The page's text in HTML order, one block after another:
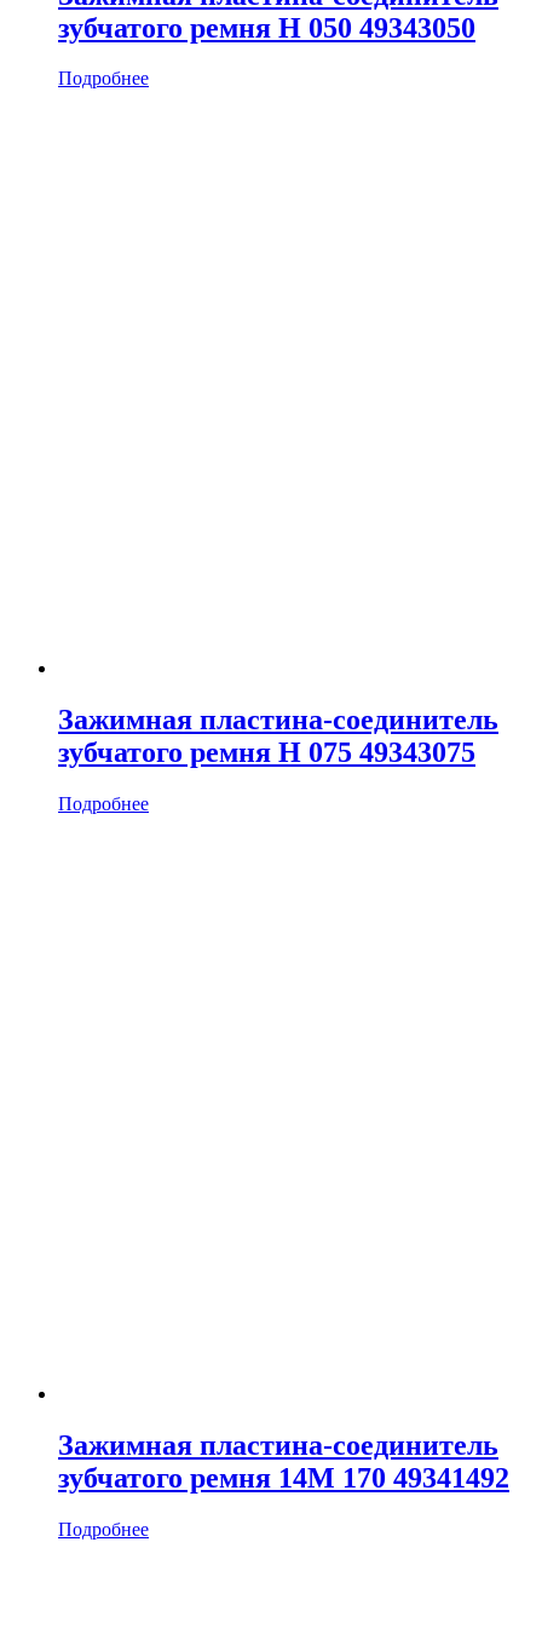
зубчатого ремня H 050 49343050
Подробнее
Зажимная пластина-соединитель
зубчатого ремня H 075 49343075
Подробнее
Зажимная пластина-соединитель
зубчатого ремня 14M 170 49341492
Подробнее